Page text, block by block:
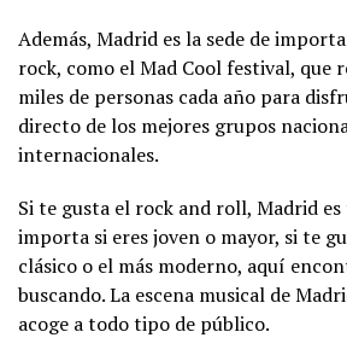
Además, Madrid es la sede de
rock, como el Mad Cool festival, que
miles de personas cada año para
directo de los mejores grupos
internacionales.
Si te gusta el rock and roll, Madrid
importa si eres joven o mayor, si te
clásico o el más moderno, aquí
buscando. La escena musical de
acoge a todo tipo de público.